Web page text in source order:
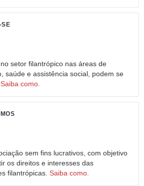
SE
setor filantrópico nas áreas de
saúde e assistência social, podem se
Saiba como.
sem fins lucrativos, com objetivo
os direitos e interesses das
filantrópicas. Saiba como.